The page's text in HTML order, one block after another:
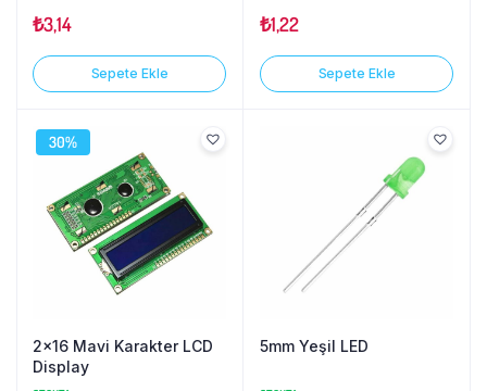
₺3,14
Sepete Ekle
₺1,22
Sepete Ekle
30%
2×16 Mavi Karakter LCD
Display
5mm Yeşil LED